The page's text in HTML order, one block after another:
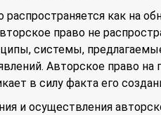
распространяется как на
право не
системы,
Авторское право на
в силу факта его
и осуществления